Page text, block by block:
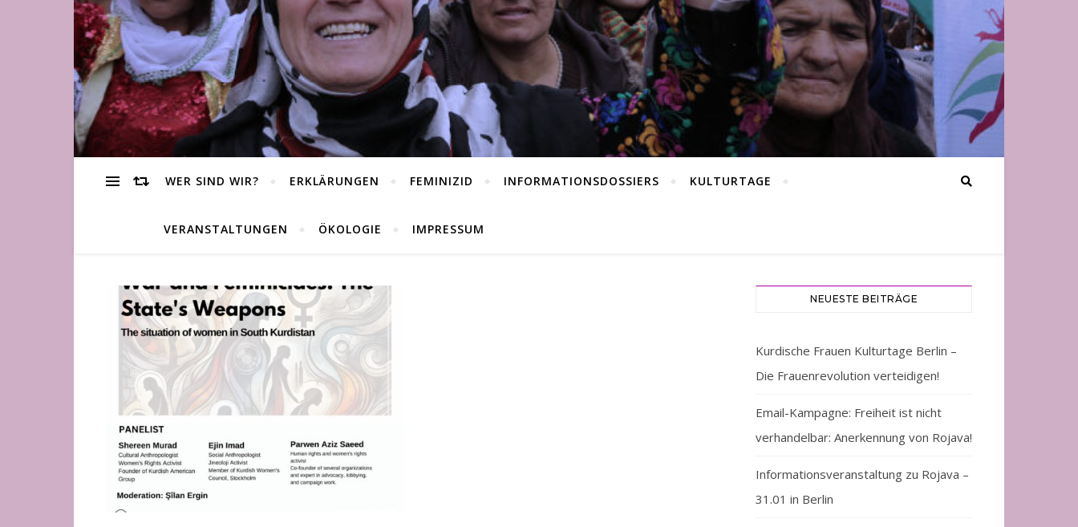
WER SIND WIR? ERKLÄRUNGEN FEMINIZID INFORMATIONSDOSSIERS KULTURTAGE
VERANSTALTUNGEN ÖKOLOGIE IMPRESSUM
NEUESTE BEITRÄGE
Kurdische Frauen Kulturtage Berlin –
Die Frauenrevolution verteidigen!
Email-Kampagne: Freiheit ist nicht
verhandelbar: Anerkennung von Rojava!
Informationsveranstaltung zu Rojava –
31.01 in Berlin